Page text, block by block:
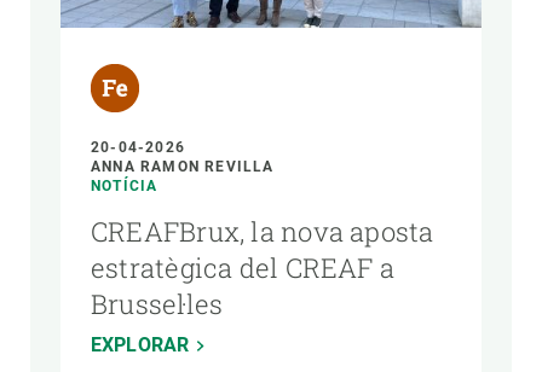
20-04-2026
ANNA RAMON REVILLA
NOTÍCIA
CREAFBrux, la nova aposta
estratègica del CREAF a
Brussel·les
EXPLORAR